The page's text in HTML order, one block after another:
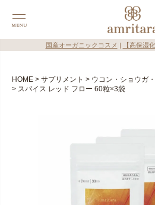
国産オーガニックコスメ 【高保湿
HOME サプリメント
ウコン・ショウガ
スパイス レッド フロー 60粒×3袋